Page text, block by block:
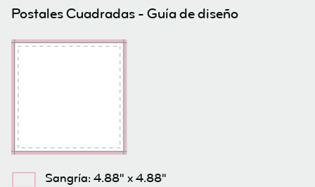
Postales Cuadradas - Guía de diseño
Sangría: 4.88" x 4.88"